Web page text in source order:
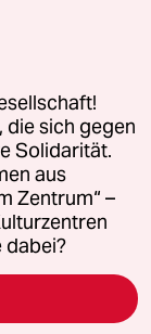
für Genehmigungen
AGB
die sich gegen
Solidarität.
aus
Zentrum“ –
dabei?